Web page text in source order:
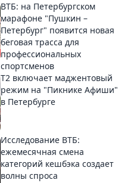
ВТБ: на Петербургском
марафоне "Пушкин –
Петербург" появится новая
беговая трасса для
профессиональных
спортсменов
Т2 включает маджентовый
режим на "Пикнике Афиши"
в Петербурге
Исследование ВТБ:
ежемесячная смена
категорий кешбэка создает
волны спроса